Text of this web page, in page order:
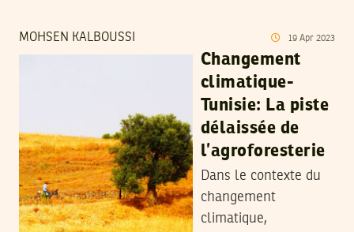
MOHSEN KALBOUSSI 19 Apr 2023
Changement
climatique-
Tunisie: La piste
délaissée de
l’agroforesterie
Dans le contexte du
changement
climatique,